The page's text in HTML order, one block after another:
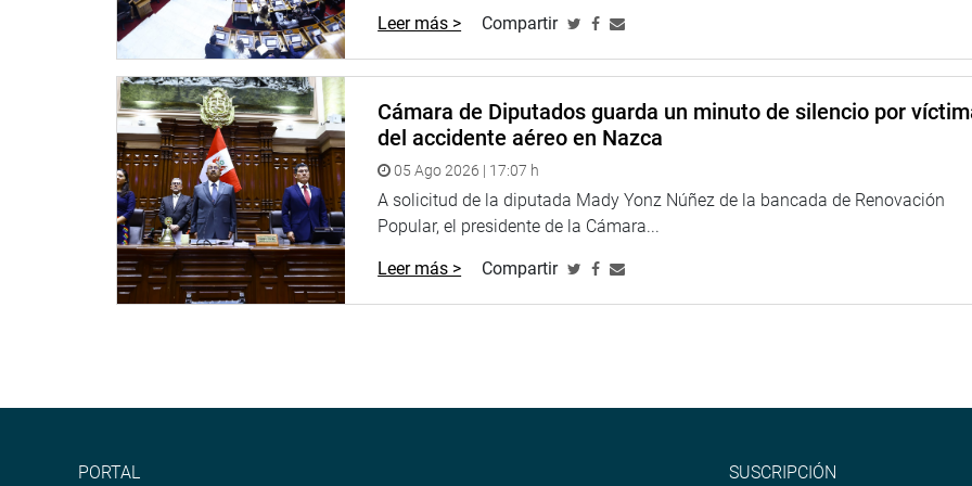
Con estas cifras no estuvo de acuerdo Gorriti Valle quien sostuvo que en este lapso el empleo se ha precarizado;
que existe un 70 por ciento de informalidad y que no se respetan los derechos laborales, debido a la
flexibilización de las normas, en particular para las pymes.
Ana Romero, por su lado dijo que cuando las industrias nacionales no son tan competitivas frente a las
economías de países grandes, hay poco peso y capacidad de negociación. (MED)
PRENSA-CONGRESO
Puede encontrar más información en nuestra página web y redes sociales.
http://www.congreso.gob.pe/
Facebook:https://www.facebook.com/congresodelarepublicadelperu?fref=ts
Twitter: https://twitter.com/congresoperu
Leer más > Compartir
Cámara de Diputados guarda un minuto de silencio por
del accidente aéreo en Nazca
05 Ago 2026 | 17:07 h
A solicitud de la diputada Mady Yonz Núñez de la bancada de Renovación
Popular, el presidente de la Cámara...
Leer más > Compartir
PORTAL SUSCRIPCIÓN